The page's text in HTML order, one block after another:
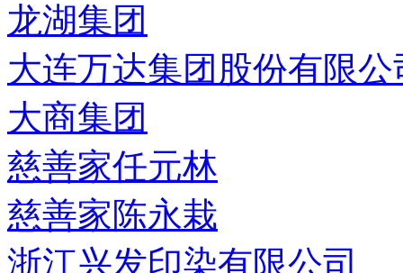
龙湖集团
大连万达集团股份有限公
大商集团
慈善家任元林
慈善家陈永栽
浙江兴发印染有限公司